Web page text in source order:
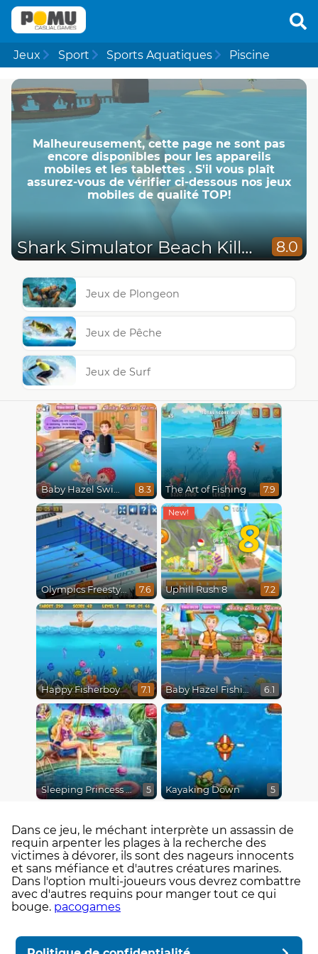
Jeux Sport Sports Aquatiques Piscine
Malheureusement, cette page ne ​​sont pas
encore disponibles pour les appareils
mobiles et les tablettes . S'il vous plaît
assurez-vous de vérifier ci-dessous nos jeux
mobiles de qualité TOP!
Shark Simulator Beach Killer 8.0
Jeux de Plongeon
Jeux de Pêche
Jeux de Surf
Baby Hazel Swimming 8.3 The Art of Fishing 7.9
Olympics Freestyle 7.6
8
Uphill Rush 8 7.2
Happy Fisherboy 7.1 Baby Hazel Fishing Time 6.1
Sleeping Princess Swimming Pool 5 Kayaking Down 5
Dans ce jeu, le méchant interprète un assassin de
requin arpenter les plages à la recherche des
victimes à dévorer, ils sont des nageurs innocents
et sans méfiance et d'autres créatures marines.
Dans l'option multi-joueurs vous devrez combattre
avec d'autres requins pour manger tout ce qui
bouge. pacogames